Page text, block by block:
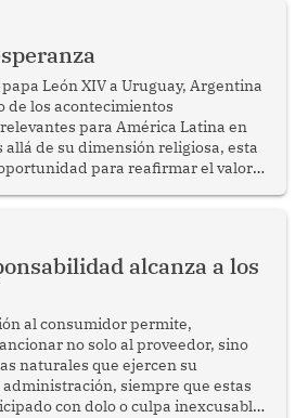
León XIV a Uruguay, Argentina
de los acontecimientos
para América Latina en
allá de su dimensión religiosa, esta
para reafirmar el valor
de desarrollo, cohesión
alcanza a los
al consumidor permite,
no solo al proveedor, sino
naturales que ejercen su
siempre que estas
con dolo o culpa inexcusable